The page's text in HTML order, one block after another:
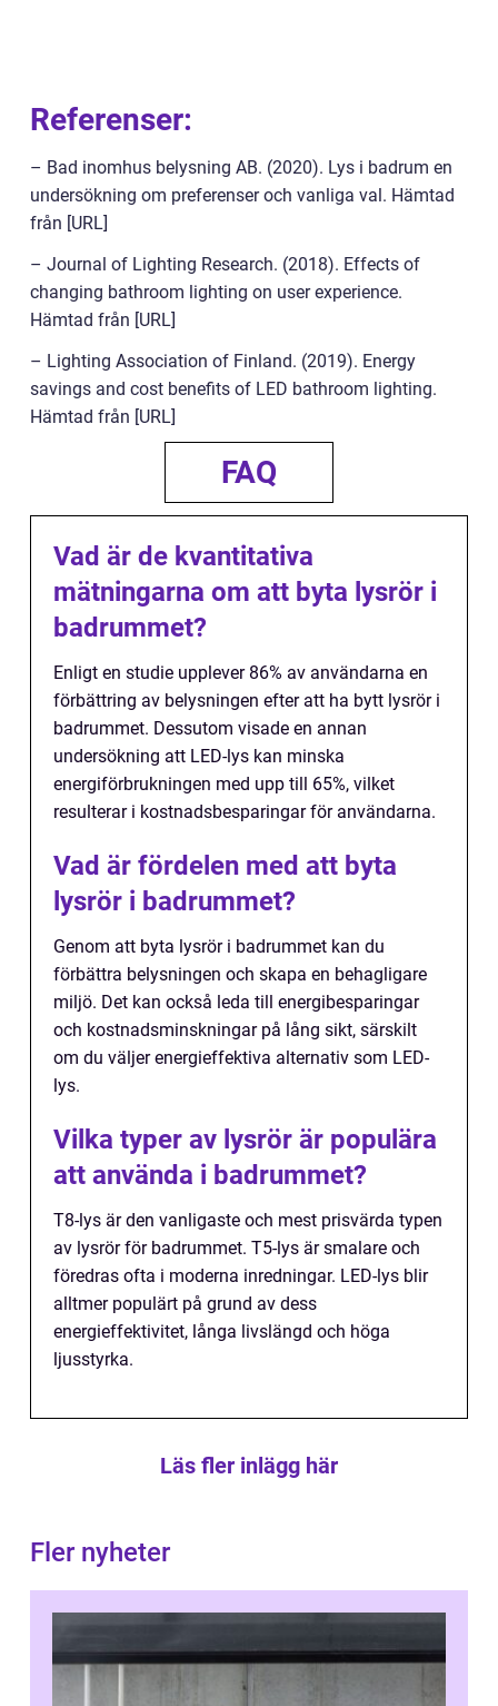
Referenser:
– Bad inomhus belysning AB. (2020). Lys i badrum en
undersökning om preferenser och vanliga val. Hämtad
från [URL]
– Journal of Lighting Research. (2018). Effects of
changing bathroom lighting on user experience.
Hämtad från [URL]
– Lighting Association of Finland. (2019). Energy
savings and cost benefits of LED bathroom lighting.
Hämtad från [URL]
FAQ
Vad är de kvantitativa
mätningarna om att byta lysrör i
badrummet?
Enligt en studie upplever 86% av användarna en
förbättring av belysningen efter att ha bytt lysrör i
badrummet. Dessutom visade en annan
undersökning att LED-lys kan minska
energiförbrukningen med upp till 65%, vilket
resulterar i kostnadsbesparingar för användarna.
Vad är fördelen med att byta
lysrör i badrummet?
Genom att byta lysrör i badrummet kan du
förbättra belysningen och skapa en behagligare
miljö. Det kan också leda till energibesparingar
och kostnadsminskningar på lång sikt, särskilt
om du väljer energieffektiva alternativ som LED-
lys.
Vilka typer av lysrör är populära
att använda i badrummet?
T8-lys är den vanligaste och mest prisvärda typen
av lysrör för badrummet. T5-lys är smalare och
föredras ofta i moderna inredningar. LED-lys blir
alltmer populärt på grund av dess
energieffektivitet, långa livslängd och höga
ljusstyrka.
Läs fler inlägg här
Fler nyheter